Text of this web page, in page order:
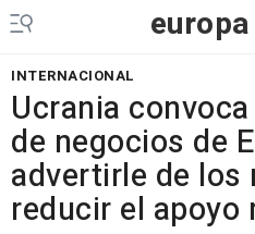
europa
INTERNACIONAL
Ucrania
de negocios de
advertirle de los
reducir el